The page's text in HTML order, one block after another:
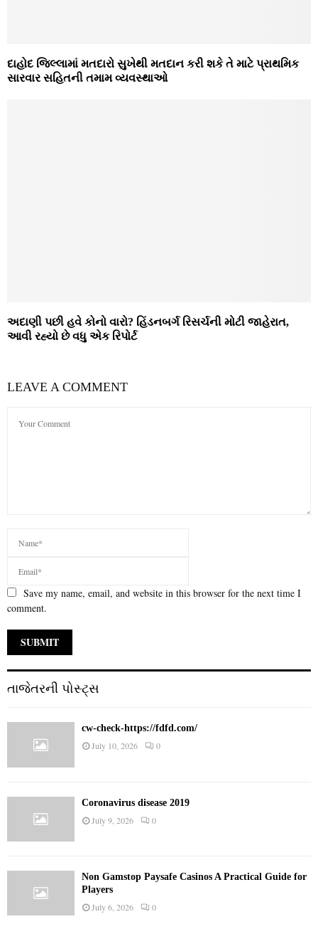
દાહોદ જિલ્લામાં મતદારો સુખેથી મતદાન કરી શકે તે માટે પ્રાથમિક
સારવાર સહિતની તમામ વ્યવસ્થાઓ
અદાણી પછી હવે કોનો વારો? હિંડનબર્ગ રિસર્ચની મોટી જાહેરાત,
આવી રહ્યો છે વધુ એક રિપોર્ટ
LEAVE A COMMENT
Save my name, email, and website in this browser for the next time I
comment.
તાજેતરની પોસ્ટ્સ
cw-check-https://fdfd.com/
July 10, 2026 0
Coronavirus disease 2019
July 9, 2026 0
Non Gamstop Paysafe Casinos A Practical Guide for
Players
July 6, 2026 0